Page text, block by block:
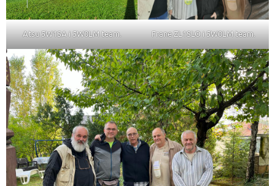
Atsu 5W1SA i 5W0LM team. Frane ZL1SLO i 5W0LM team.